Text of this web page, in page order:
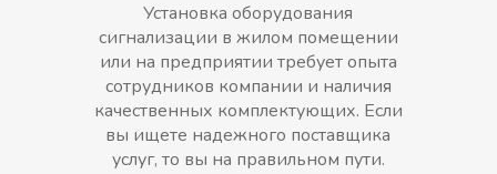
Установка оборудования
сигнализации в жилом помещении
или на предприятии требует опыта
сотрудников компании и наличия
качественных комплектующих. Если
вы ищете надежного поставщика
услуг, то вы на правильном пути.